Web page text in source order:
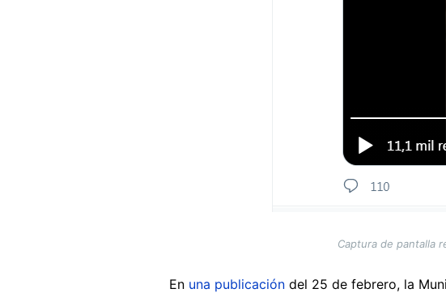
Captura de pantalla
En una publicación del 25 de febrero, la